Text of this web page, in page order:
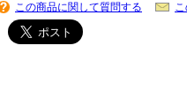
この商品に関して質問する